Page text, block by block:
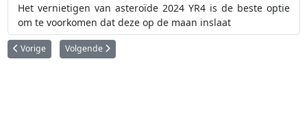
Het vernietigen van asteroïde 2024 YR4 is de beste optie
om te voorkomen dat deze op de maan inslaat
Vorig artikel: Soorten meteorieten: achondrieten
Vorige Volgende artikel: Soorten meteorieten: ijzermeteorieten
Volgende